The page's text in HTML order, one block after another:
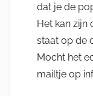
dat je de
Het kan zijn
staat op de
Mocht het
mailtje op